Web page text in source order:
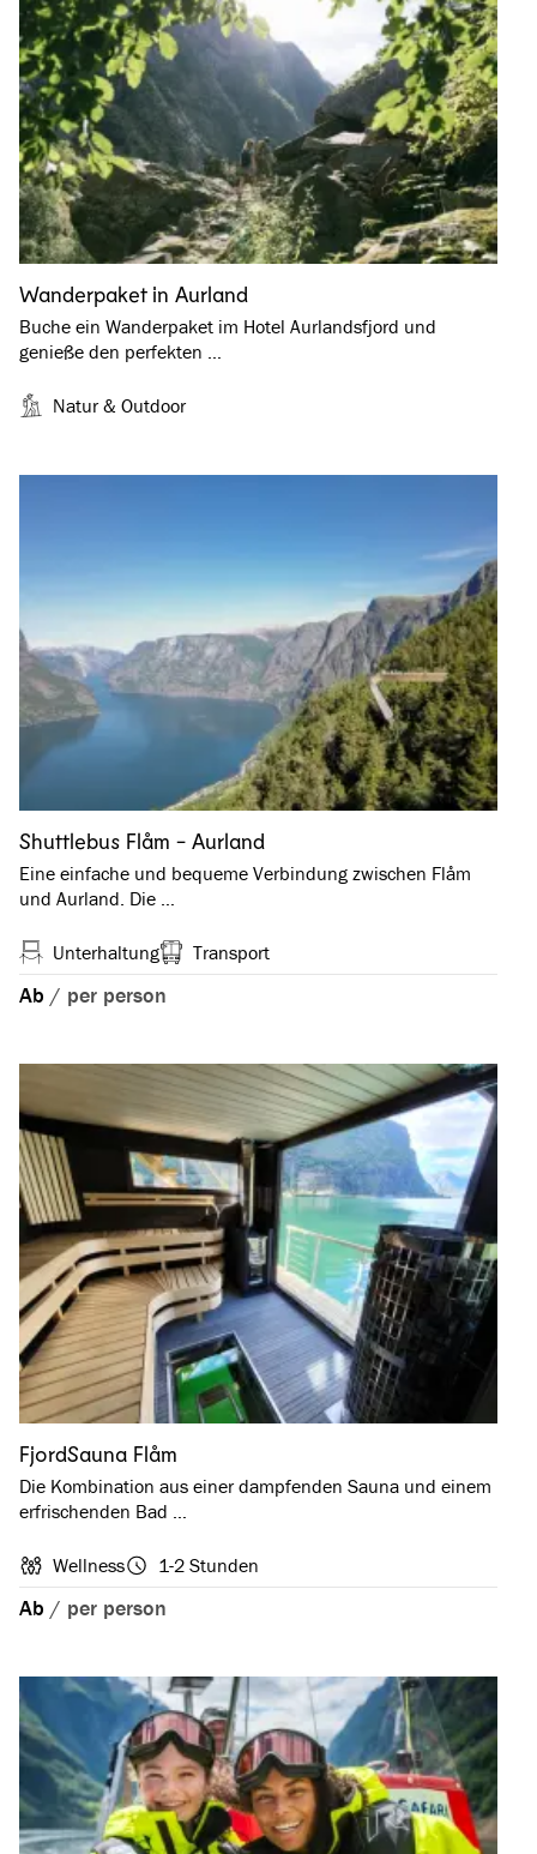
Wanderpaket in Aurland
Buche ein Wanderpaket im Hotel Aurlandsfjord und
genieße den perfekten …
Natur & Outdoor
Shuttlebus Flåm - Aurland
Eine einfache und bequeme Verbindung zwischen Flåm
und Aurland. Die …
Unterhaltung Transport
Ab / per person
FjordSauna Flåm
Die Kombination aus einer dampfenden Sauna und einem
erfrischenden Bad …
Wellness 1-2 Stunden
Ab / per person